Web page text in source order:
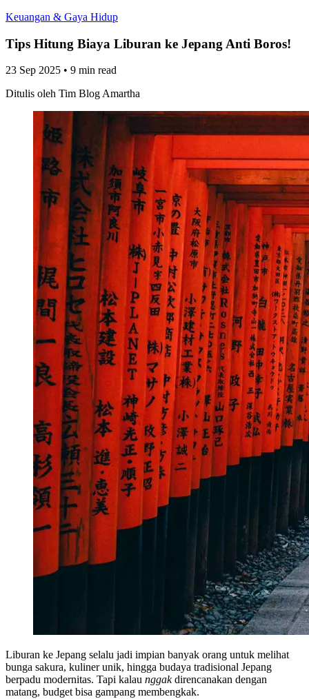
Keuangan & Gaya Hidup
Tips Hitung Biaya Liburan ke Jepang Anti Boros!
23 Sep 2025 • 9 min read
Ditulis oleh Tim Blog Amartha
Liburan ke Jepang selalu jadi impian banyak orang untuk melihat
bunga sakura, kuliner unik, hingga budaya tradisional Jepang
berpadu modernitas. Tapi kalau nggakdirencanakan dengan
matang, budget bisa gampang membengkak.